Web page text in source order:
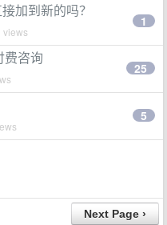
加到新的吗？
views
1
费咨询
25
5